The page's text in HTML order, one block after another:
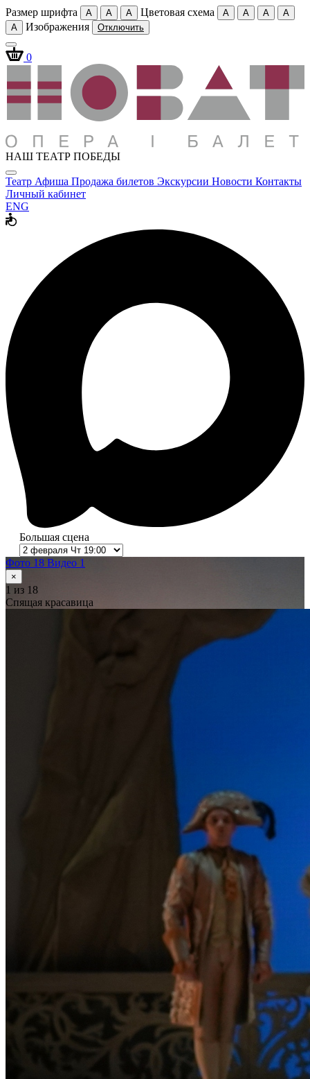
Размер шрифта A A A Цветовая схема A A A
A
A
Изображения Отключить
0
НАШ ТЕАТР ПОБЕДЫ
Театр Афиша Продажа билетов Экскурсии Новости Контакты
Личный кабинет
ENG
Большая сцена
Фото 18 Видео 1
×
1 из 18
Спящая красавица